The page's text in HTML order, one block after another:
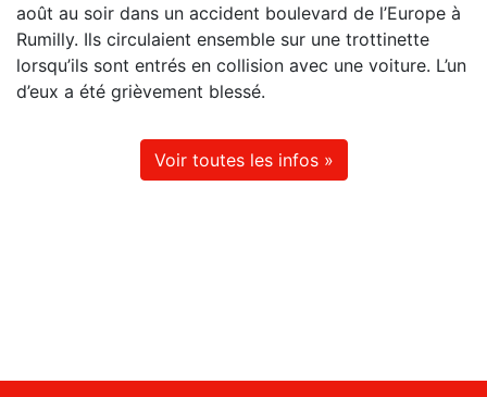
août au soir dans un accident boulevard de l’Europe à
Rumilly. Ils circulaient ensemble sur une trottinette
lorsqu’ils sont entrés en collision avec une voiture. L’un
d’eux a été grièvement blessé.
Voir toutes les infos »